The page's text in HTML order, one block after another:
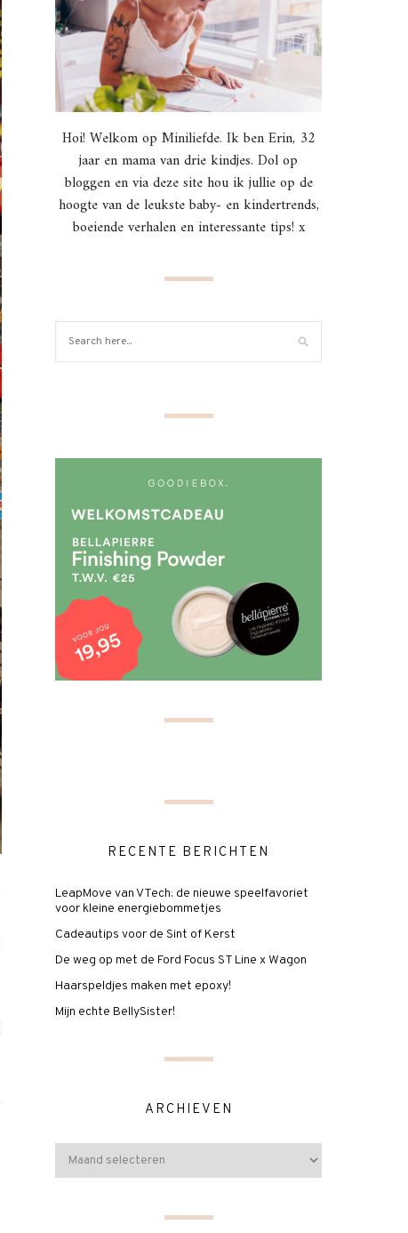
Hoi! Welkom op Miniliefde. Ik ben Erin, 32
jaar en mama van drie kindjes. Dol op
bloggen en via deze site hou ik jullie op de
hoogte van de leukste baby- en kindertrends,
boeiende verhalen en interessante tips! x
RECENTE BERICHTEN
LeapMove van VTech: de nieuwe speelfavoriet
voor kleine energiebommetjes
Cadeautips voor de Sint of Kerst
De weg op met de Ford Focus ST Line x Wagon
Haarspeldjes maken met epoxy!
Mijn echte BellySister!
ARCHIEVEN